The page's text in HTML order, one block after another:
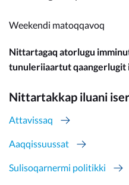
Weekendi matoqqavoq
Nittartagaq atorlugu
tunuleriiaartut qaangerlugit
Nittartakkap iluani
Attavissaq
Aaqqissuussat
Sulisoqarnermi politikki